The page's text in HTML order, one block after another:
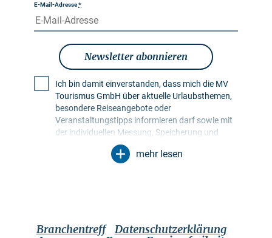
E-Mail-Adresse*
Newsletter abonnieren
Ich bin damit einverstanden, dass mich die MV
Tourismus GmbH über aktuelle Urlaubsthemen,
besondere Reiseangebote oder
Veranstaltungstipps informieren darf sowie mit
der individuellen Messung, Speicherung und
Auswertung von Öffnungs- und Klickraten in
Empfängerprofilen zu Zwecken der Gestaltung
widerrufen kann. Dies kann ich über einen
mehr lesen
Branchentreff
Datenschutzerklärung